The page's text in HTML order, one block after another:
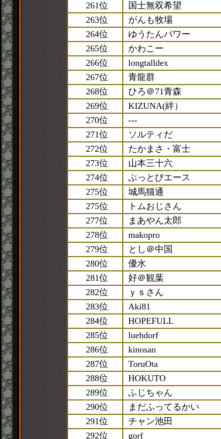
261位
国士無双希望
263位
がんも牧場
264位
ゆうたんパワー
265位
かわこー
266位
longtalldex
267位
青龍群
268位
ひろ＠71青森
269位
KIZUNA(絆）
270位
---
271位
ソルティだ
272位
たかまさ・富士
273位
山本三十六
274位
ぶっとびエース
275位
城馬猫通
275位
トムおじさん
277位
まあやん太郎
278位
makopro
279位
とし＠中国
280位
優水
281位
好＠観葉
282位
ｙｓさん
283位
Aki81
284位
HOPEFULL
285位
luehdorf
286位
kinosan
287位
ToruOta
288位
HOKUTO
289位
ふじちゃん
290位
まだふってるかい
291位
チャン池田
292位
gorf